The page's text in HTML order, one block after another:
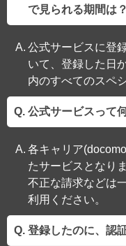
で見られる期間は？
公式サービスに登
いて、登録した日
内のすべてのスペ
公式サービスって
各キャリア
たサービスとなりま
不正な請求などは
利用ください。
登録したのに、認